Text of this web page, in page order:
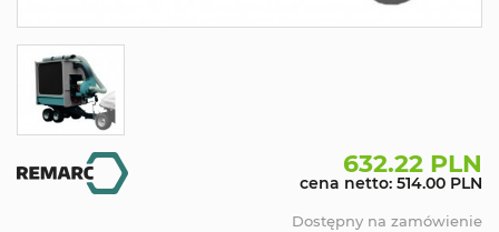
632.22 PLN
cena netto: 514.00 PLN
Dostępny na zamówienie